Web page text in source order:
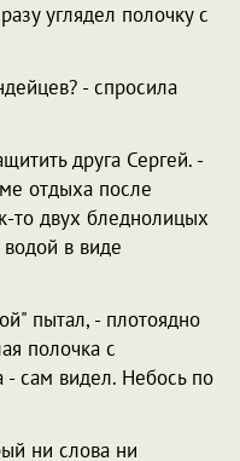
углядел полочку с
- спросила
друга Сергей. -
отдыха после
то двух бледнолицых
в виде
пытал, - плотоядно
полочка с
сам видел. Небось по
ни слова ни